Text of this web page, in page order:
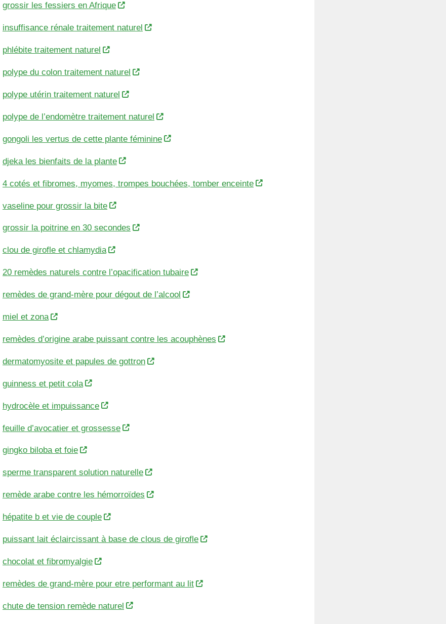
grossir les fessiers en Afrique
insuffisance rénale traitement naturel
phlébite traitement naturel
polype du colon traitement naturel
polype utérin traitement naturel
polype de l’endomètre traitement naturel
gongoli les vertus de cette plante féminine
djeka les bienfaits de la plante
4 cotés et fibromes, myomes, trompes bouchées, tomber enceinte
vaseline pour grossir la bite
grossir la poitrine en 30 secondes
clou de girofle et chlamydia
20 remèdes naturels contre l’opacification tubaire
remèdes de grand-mère pour dégout de l’alcool
miel et zona
remèdes d’origine arabe puissant contre les acouphènes
dermatomyosite et papules de gottron
guinness et petit cola
hydrocèle et impuissance
feuille d’avocatier et grossesse
gingko biloba et foie
sperme transparent solution naturelle
remède arabe contre les hémorroïdes
hépatite b et vie de couple
puissant lait éclaircissant à base de clous de girofle
chocolat et fibromyalgie
remèdes de grand-mère pour etre performant au lit
chute de tension remède naturel